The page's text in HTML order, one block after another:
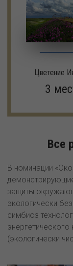
Цветение
3
Все
В номинации
защиты
экологически
симбиоз
(экологически